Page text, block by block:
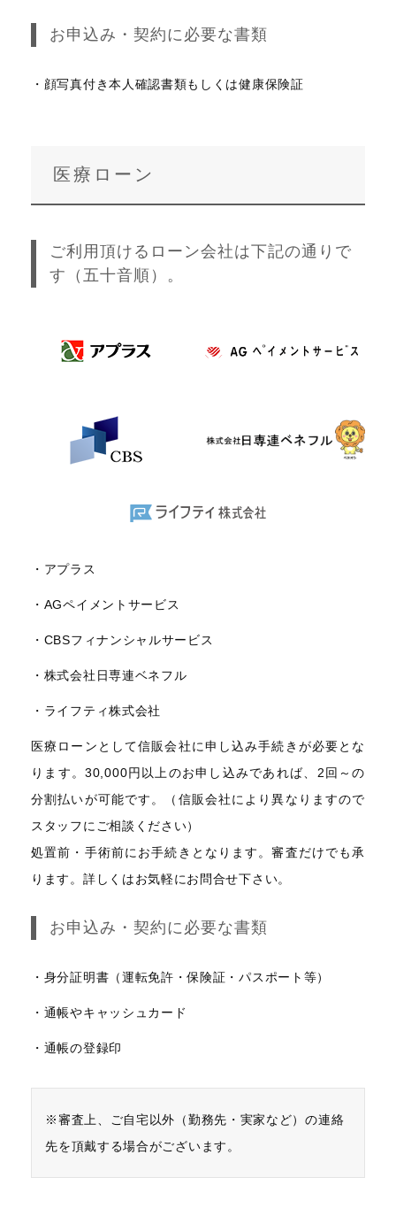
お申込み・契約に必要な書類
・顔写真付き本人確認書類もしくは健康保険証
医療ローン
ご利用頂けるローン会社は下記の通りで
す（五十音順）。
・アプラス
・AGペイメントサービス
・CBSフィナンシャルサービス
・株式会社日専連ベネフル
・ライフティ株式会社
医療ローンとして信販会社に申し込み手続きが必要とな
ります。30,000円以上のお申し込みであれば、2回～の
分割払いが可能です。（信販会社により異なりますので
スタッフにご相談ください）
処置前・手術前にお手続きとなります。審査だけでも承
ります。詳しくはお気軽にお問合せ下さい。
お申込み・契約に必要な書類
・身分証明書（運転免許・保険証・パスポート等）
・通帳やキャッシュカード
・通帳の登録印
※審査上、ご自宅以外（勤務先・実家など）の連絡
先を頂戴する場合がございます。